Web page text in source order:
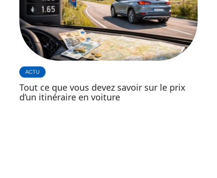
ACTU
Tout ce que vous devez savoir sur le prix
d’un itinéraire en voiture